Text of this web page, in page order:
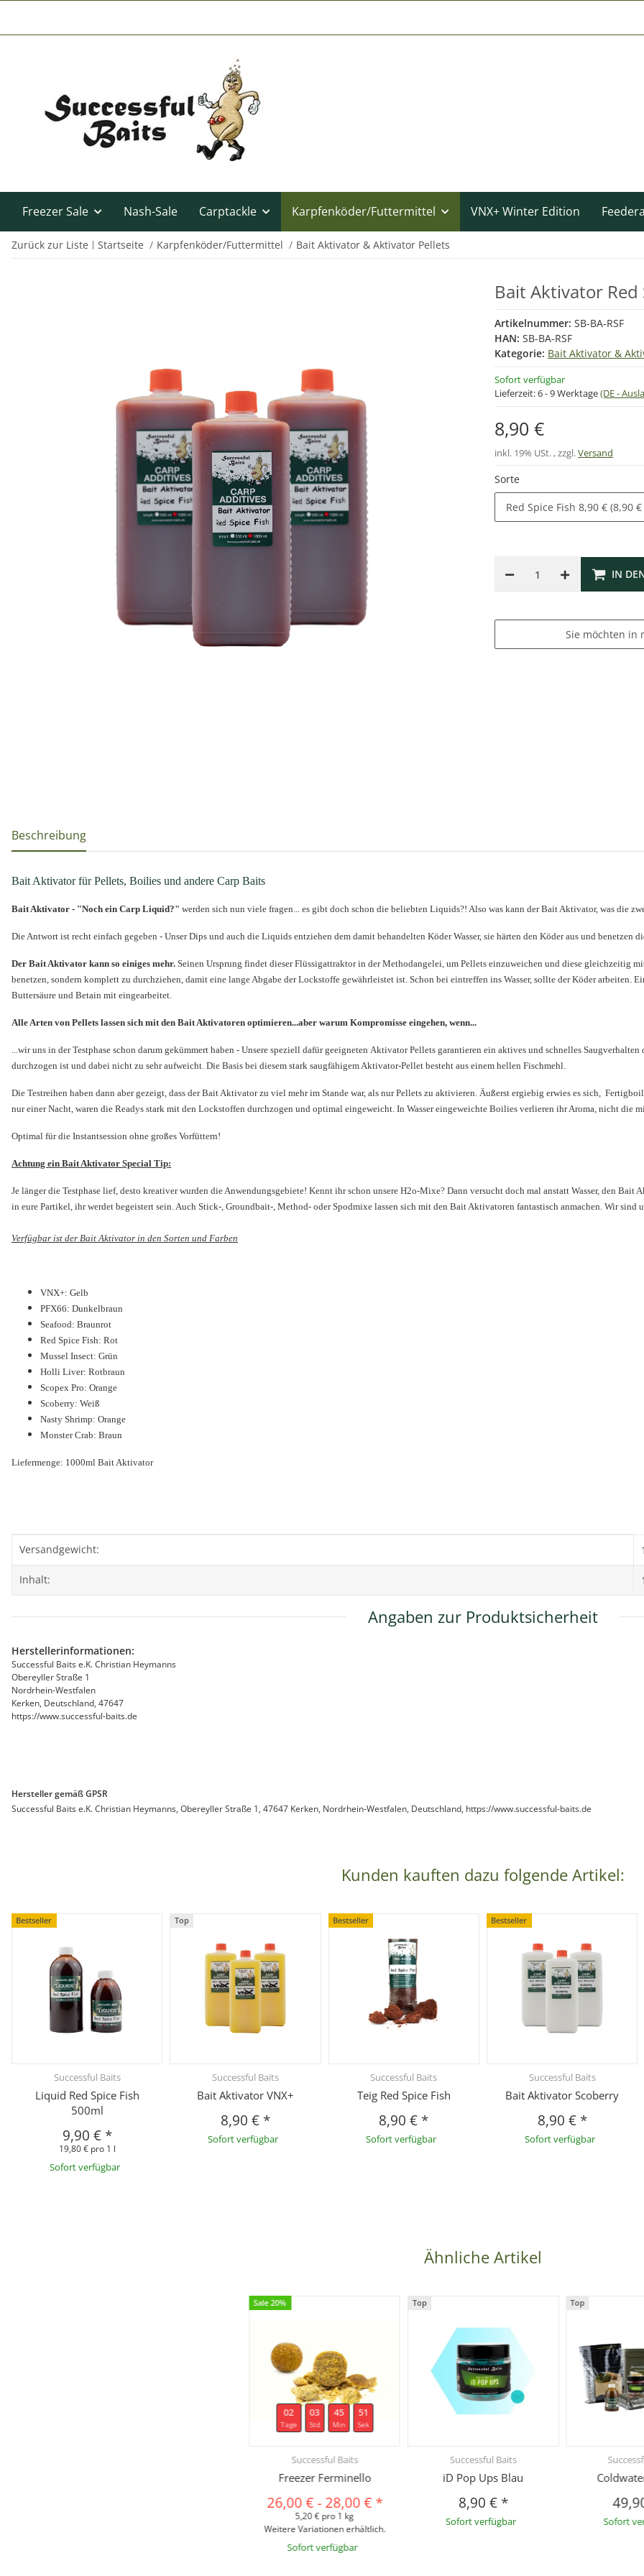
Freezer Sale Nash-Sale Carptackle Karpfenköder/Futtermittel VNX+ Winter Edition
Zurück zur Liste Startseite Karpfenköder/Futtermittel Bait Aktivator & Aktivator Pellets
Bait Aktivator Red
Artikelnummer: SB-BA-RSF
HAN: SB-BA-RSF
Kategorie: Bait Aktivator &
Sofort verfügbar
Lieferzeit:6 - 9 Werktage(DE -
8,90 €
inkl. 19% USt. , zzgl.Versand
Sorte
Red Spice Fish 8,90 € (8,90
IN
Sie möchten in
weitere Registerkarten anzeigen
Beschreibung
Bait Aktivator für Pellets, Boilies und andere Carp Baits
Bait Aktivator - "Noch ein Carp Liquid?" werden sich nun viele fragen... es gibt doch schon die beliebten Liquids?! Also was kann der Bait Aktivator, was die
Die Antwort ist recht einfach gegeben - Unser Dips und auch die Liquids entziehen dem damit behandelten Köder Wasser, sie härten den Köder aus und benetzen
Der Bait Aktivator kann so einiges mehr. Seinen Ursprung findet dieser Flüssigattraktor in der Methodangelei, um Pellets einzuweichen und diese gleichzeitig
benetzen, sondern komplett zu durchziehen, damit eine lange Abgabe der Lockstoffe gewährleistet ist. Schon bei eintreffen ins Wasser, sollte der Köder arbeiten.
Buttersäure und Betain mit eingearbeitet.
Alle Arten von Pellets lassen sich mit den Bait Aktivatoren optimieren...aber warum Kompromisse eingehen, wenn...
...wir uns in der Testphase schon darum gekümmert haben - Unsere speziell dafür geeigneten Aktivator Pellets garantieren ein aktives und schnelles
durchzogen ist und dabei nicht zu sehr aufweicht. Die Basis bei diesem stark saugfähigem Aktivator-Pellet besteht aus einem hellen Fischmehl.
Die Testreihen haben dann aber gezeigt, dass der Bait Aktivator zu viel mehr im Stande war, als nur Pellets zu aktivieren. Äußerst ergiebig erwies es sich,
nur einer Nacht, waren die Readys stark mit den Lockstoffen durchzogen und optimal eingeweicht. In Wasser eingeweichte Boilies verlieren ihr Aroma, nicht die
Optimal für die Instantsession ohne großes Vorfüttern!
Achtung ein Bait Aktivator Special Tip:
Je länger die Testphase lief, desto kreativer wurden die Anwendungsgebiete! Kennt ihr schon unsere H2o-Mixe? Dann versucht doch mal anstatt Wasser, den
in eure Partikel, ihr werdet begeistert sein. Auch Stick-, Groundbait-, Method- oder Spodmixe lassen sich mit den Bait Aktivatoren fantastisch anmachen. Wir sind
Verfügbar ist der Bait Aktivator in den Sorten und Farben
VNX+: Gelb
PFX66: Dunkelbraun
Seafood: Braunrot
Red Spice Fish: Rot
Mussel Insect: Grün
Holli Liver: Rotbraun
Scopex Pro: Orange
Scoberry: Weiß
Nasty Shrimp: Orange
Monster Crab: Braun
Liefermenge: 1000ml Bait Aktivator
Produkteigenschaft
Wert
Versandgewicht:
Inhalt:
Angaben zur Produktsicherheit
Herstellerinformationen:
Successful Baits e.K. Christian Heymanns
Obereyller Straße 1
Nordrhein-Westfalen
Kerken, Deutschland, 47647
https://www.successful-baits.de
Hersteller gemäß GPSR
Successful Baits e.K. Christian Heymanns, Obereyller Straße 1, 47647 Kerken, Nordrhein-Westfalen, Deutschland, https://www.successful-baits.de
Kunden kauften dazu folgende Artikel:
Bestseller
Successful Baits
Liquid Red Spice Fish
500ml
9,90 € *
19,80 € pro 1 l
Sofort verfügbar
Top
Successful Baits
Bait Aktivator VNX+
8,90 € *
Sofort verfügbar
Bestseller
Successful Baits
Teig Red Spice Fish
8,90 € *
Sofort verfügbar
Bestseller
Successful Baits
Bait Aktivator Scoberry
8,90 € *
Sofort verfügbar
Ähnliche Artikel
Sale 20%
02
Tage
03
Std
45
Min
50
Sek
Successful Baits
Freezer Ferminello
26,00 €-28,00 €*
5,20 € pro 1 kg
Weitere Variationen erhältlich.
Sofort verfügbar
Top
Successful Baits
iD Pop Ups Blau
8,90 € *
Sofort verfügbar
Top
Sofort